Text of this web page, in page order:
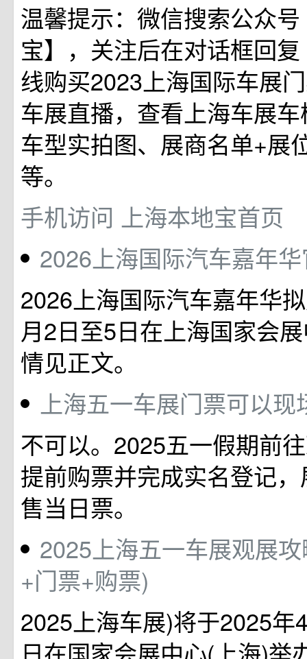
温馨提示：微信搜索公众
宝】，关注后在对话框回
线购买2023上海国际车展
车展直播，查看上海车展
车型实拍图、展商名单+展
等。
手机访问 上海本地宝首页
2026上海国际汽车嘉年
2026上海国际汽车嘉年华
月2日至5日在上海国家会
情见正文。
上海五一车展门票可以现
不可以。2025五一假期前
提前购票并完成实名登记
售当日票。
2025上海五一车展观展
+门票+购票)
2025上海车展)将于2025年